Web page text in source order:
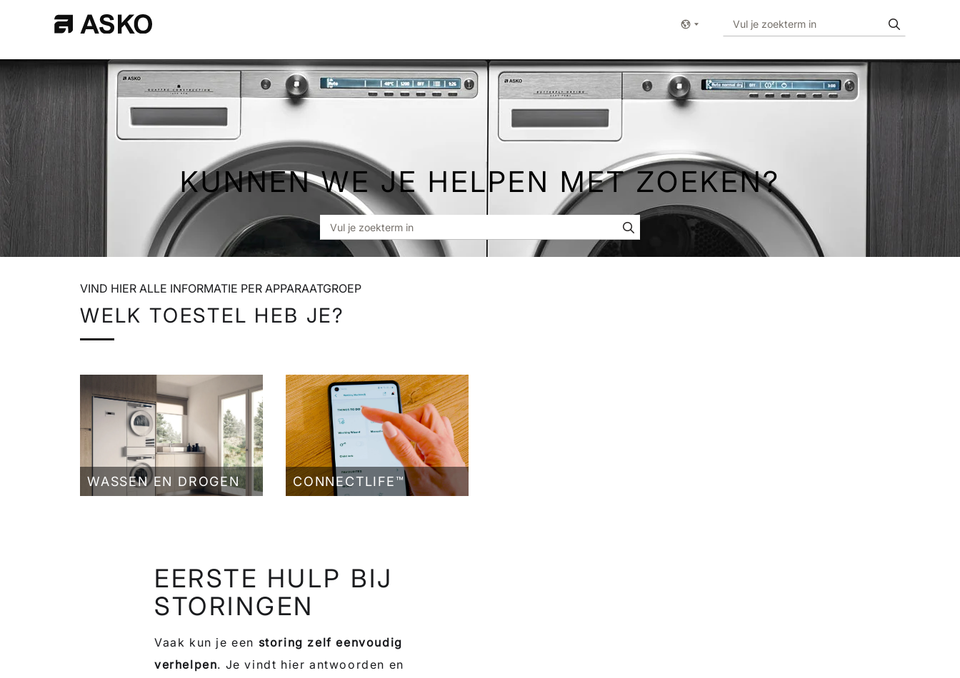
Show menu
KUNNEN WE JE HELPEN MET ZOEKEN?
VIND HIER ALLE INFORMATIE PER APPARAATGROEP
WELK TOESTEL HEB JE?
WASSEN EN DROGEN CONNECTLIFE™
EERSTE HULP BIJ
STORINGEN
Vaak kun je een storing zelf eenvoudig
verhelpen. Je vindt hier antwoorden en